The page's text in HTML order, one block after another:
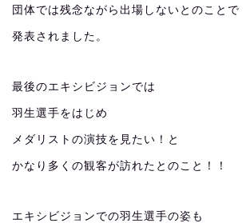
団体では残念ながら出場しないとのことで
発表されました。
最後のエキシビジョンでは
羽生選手をはじめ
メダリストの演技を見たい！と
かなり多くの観客が訪れたとのこと！！
エキシビジョンでの羽生選手の姿も